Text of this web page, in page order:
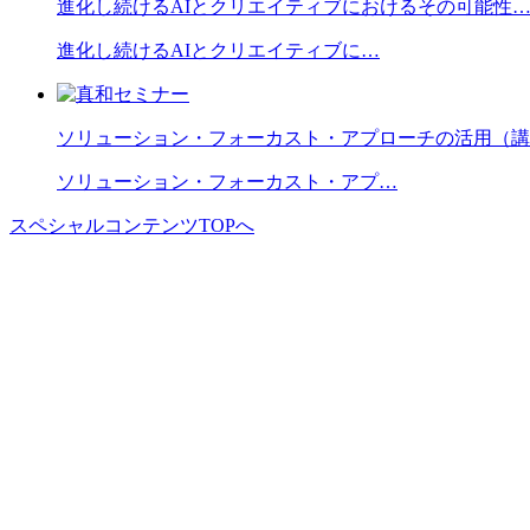
進化し続けるAIとクリエイティブにおけるその可能性…
進化し続けるAIとクリエイティブに…
ソリューション・フォーカスト・アプローチの活用（
ソリューション・フォーカスト・アプ…
スペシャルコンテンツTOPへ